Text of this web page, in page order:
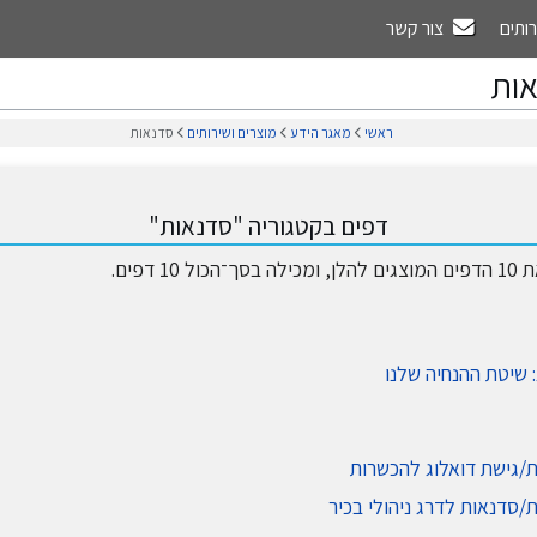
צור קשר
ראשי מאגר הידע מוצרים ושירותים סדנאות
דפים בקטגוריה "סדנאות"
שיטת ההנחיה שלנו
גישת דואלוג להכשרות
סדנאות לדרג ניהולי בכיר